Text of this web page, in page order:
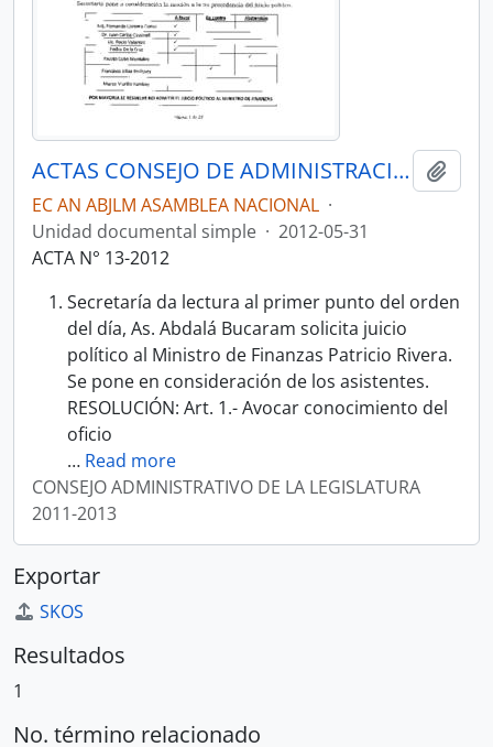
ACTAS CONSEJO DE ADMINISTRACIÓN LEGISLATIVA CAL-2011-2013
EC AN ABJLM ASAMBLEA NACIONAL ·
Unidad documental simple · 2012-05-31
ACTA N° 13-2012
Secretaría da lectura al primer punto del orden
del día, As. Abdalá Bucaram solicita juicio
político al Ministro de Finanzas Patricio Rivera.
Se pone en consideración de los asistentes.
RESOLUCIÓN: Art. 1.- Avocar conocimiento del
oficio
… Read more
CONSEJO ADMINISTRATIVO DE LA LEGISLATURA
2011-2013
Exportar
SKOS
Resultados
1
No. término relacionado